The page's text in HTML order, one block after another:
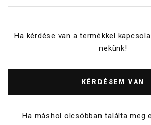
Ha kérdése van a termékkel
nekünk!
KÉRDÉSEM VAN
Ha máshol olcsóbban találta meg